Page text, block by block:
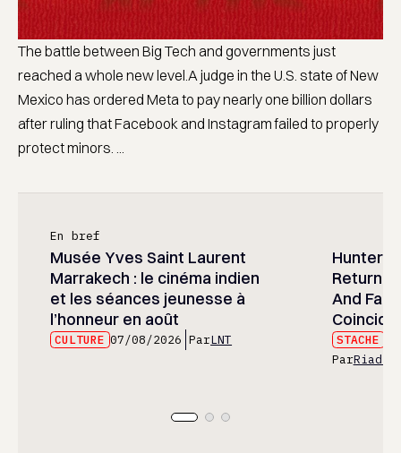
The battle between Big Tech and governments just
reached a whole new level.A judge in the U.S. state of New
Mexico has ordered Meta to pay nearly one billion dollars
after ruling that Facebook and Instagram failed to properly
protect minors. ...
En bref
Musée Yves Saint Laurent
Marrakech : le cinéma indien
et les séances jeunesse à
l’honneur en août
CULTURE 07/08/2026 ParLNT
Hunter
And
STACHE
ParRiad